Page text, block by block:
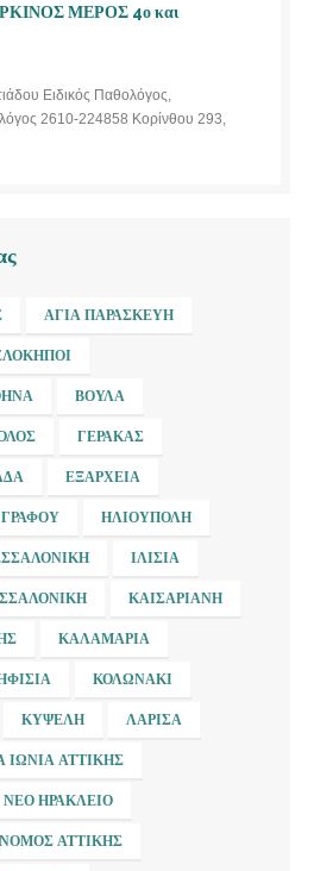
ΜΕΡΟΣ 4ο και
Ειδικός Παθολόγος,
2610-224858 Κορίνθου 293,
ΑΓΊΑ ΠΑΡΑΣΚΕΥΉ
ΒΟΎΛΑ
ΓΈΡΑΚΑΣ
ΕΞΆΡΧΕΙΑ
ΗΛΙΟΎΠΟΛΗ
ΙΛΊΣΙΑ
ΚΑΙΣΑΡΙΑΝΉ
ΚΑΛΑΜΑΡΙΆ
ΚΟΛΩΝΆΚΙ
ΚΥΨΈΛΗ ΛΆΡΙΣΑ
ΙΩΝΊΑ ΑΤΤΙΚΉΣ
ΝΈΟ ΗΡΆΚΛΕΙΟ
ΝΟΜΌΣ ΑΤΤΙΚΉΣ